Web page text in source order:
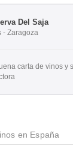
Del Saja
- Zaragoza
carta de vinos y
en España